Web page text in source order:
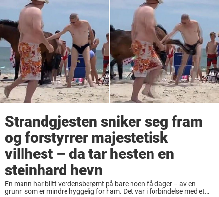
Strandgjesten sniker seg fram
og forstyrrer majestetisk
villhest – da tar hesten en
steinhard hevn
En mann har blitt verdensberømt på bare noen få dager – av en
grunn som er mindre hyggelig for ham. Det var i forbindelse med et